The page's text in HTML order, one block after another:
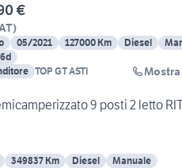
€
)
05/2021 127000 Km Diesel
TOP GT ASTI
9 posti 2 letto
349837 Km Diesel Manuale